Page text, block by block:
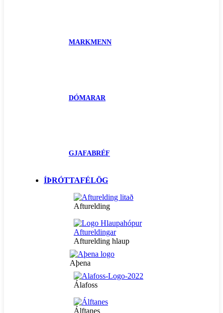
MARKMENN
DÓMARAR
GJAFABRÉF
ÍÞRÓTTAFÉLÖG
Afturelding
Afturelding hlaup
Aþena
Álafoss
Álftanes